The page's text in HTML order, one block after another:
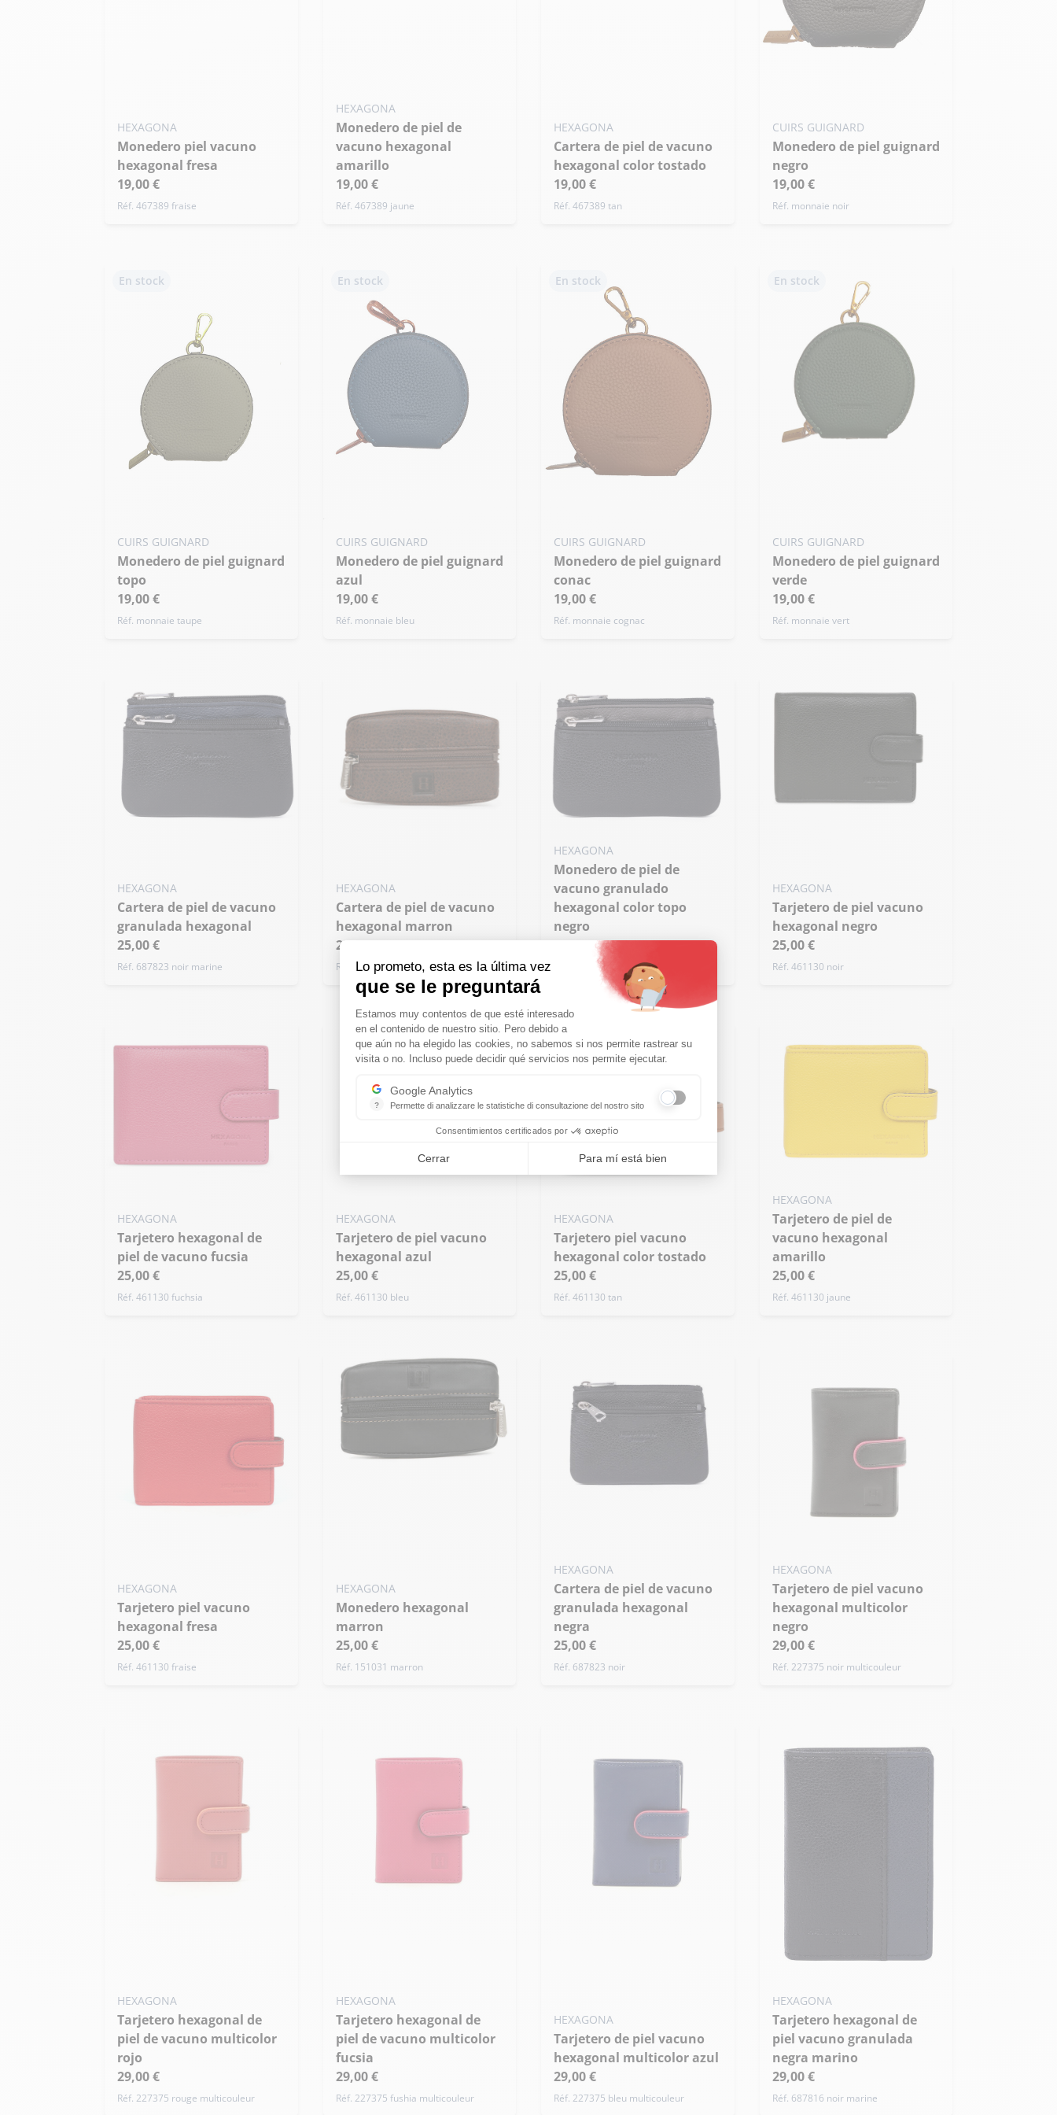
Lo prometo, esta es la última vez
que se le preguntará
Plataforma de Gestión de Consentimiento: Personaliza tus Opciones
Estamos muy contentos de que esté interesado
en el contenido de nuestro sitio. Pero debido a
que aún no ha elegido las cookies, no sabemos si nos permite rastrear su
visita o no. Incluso puede decidir qué servicios nos permite ejecutar.
?
Google Analytics
Permette di analizzare le statistiche di consultazione del nostro sito
Indispensabile per la gestione del nostro sito, ci permette di misurare indicatori come il traffico, i prodotti più consultati o la distribuzione
Consentimientos certificados por
Cerrar Para mí está bien
Axeptio consent
HEXAGONA
Monedero piel vacuno
hexagonal fresa
19,00 €
Réf. 467389 fraise
HEXAGONA
Monedero de piel de
vacuno hexagonal
amarillo
19,00 €
Réf. 467389 jaune
HEXAGONA
Cartera de piel de vacuno
hexagonal color tostado
19,00 €
Réf. 467389 tan
CUIRS GUIGNARD
Monedero de piel guignard
negro
19,00 €
Réf. monnaie noir
CUIRS GUIGNARD
Monedero de piel guignard
topo
19,00 €
En stock
Réf. monnaie taupe
CUIRS GUIGNARD
Monedero de piel guignard
azul
19,00 €
En stock
Réf. monnaie bleu
CUIRS GUIGNARD
Monedero de piel guignard
conac
19,00 €
En stock
Réf. monnaie cognac
CUIRS GUIGNARD
Monedero de piel guignard
verde
19,00 €
En stock
Réf. monnaie vert
HEXAGONA
Cartera de piel de vacuno
granulada hexagonal
25,00 €
Réf. 687823 noir marine
HEXAGONA
Cartera de piel de vacuno
hexagonal marron
25,00 €
Réf. 667297 marron
HEXAGONA
Monedero de piel de
vacuno granulado
hexagonal color topo
negro
25,00 €
Réf. 687823 noir taupe
HEXAGONA
Tarjetero de piel vacuno
hexagonal negro
25,00 €
Réf. 461130 noir
HEXAGONA
Tarjetero hexagonal de
piel de vacuno fucsia
25,00 €
Réf. 461130 fuchsia
HEXAGONA
Tarjetero de piel vacuno
hexagonal azul
25,00 €
Réf. 461130 bleu
HEXAGONA
Tarjetero piel vacuno
hexagonal color tostado
25,00 €
Réf. 461130 tan
HEXAGONA
Tarjetero de piel de
vacuno hexagonal
amarillo
25,00 €
Réf. 461130 jaune
HEXAGONA
Tarjetero piel vacuno
hexagonal fresa
25,00 €
Réf. 461130 fraise
HEXAGONA
Monedero hexagonal
marron
25,00 €
Réf. 151031 marron
HEXAGONA
Cartera de piel de vacuno
granulada hexagonal
negra
25,00 €
Réf. 687823 noir
HEXAGONA
Tarjetero de piel vacuno
hexagonal multicolor
negro
29,00 €
Réf. 227375 noir multicouleur
HEXAGONA
Tarjetero hexagonal de
piel de vacuno multicolor
rojo
29,00 €
Réf. 227375 rouge multicouleur
HEXAGONA
Tarjetero hexagonal de
piel de vacuno multicolor
fucsia
29,00 €
Réf. 227375 fushia multicouleur
HEXAGONA
Tarjetero de piel vacuno
hexagonal multicolor azul
29,00 €
Réf. 227375 bleu multicouleur
HEXAGONA
Tarjetero hexagonal de
piel vacuno granulada
negra marino
29,00 €
Réf. 687816 noir marine